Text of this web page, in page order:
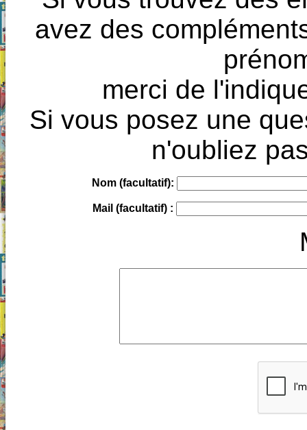
avez des
merci de
Si vous posez une
n'oubliez
Nom (facultatif):
Mail (facultatif) :